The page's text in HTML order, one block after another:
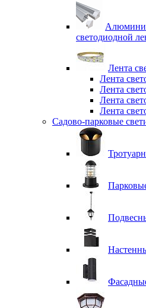
светодиодной
Лента
Лента
Лента
Лента
Лента
Садово-парковые